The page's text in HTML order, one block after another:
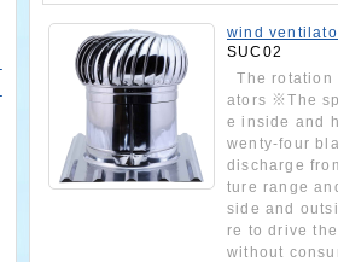
wind
SUC02
The rotation
ators ※The
e inside and
wenty-four
discharge
ture range
side and
re to drive
without